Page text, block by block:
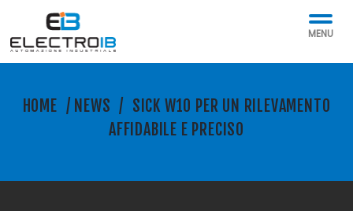
MENU
HOME / NEWS / SICK W10 PER UN RILEVAMENTO
AFFIDABILE E PRECISO